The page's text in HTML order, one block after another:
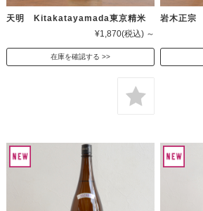
天明 Kitakatayamada東京精米
¥1,870(税込) ～
在庫を確認する
岩木正宗